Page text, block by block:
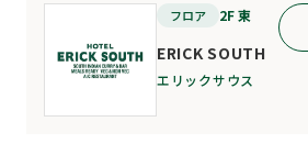
フロア 2F 東
ERICK SOUTH
エリックサウス